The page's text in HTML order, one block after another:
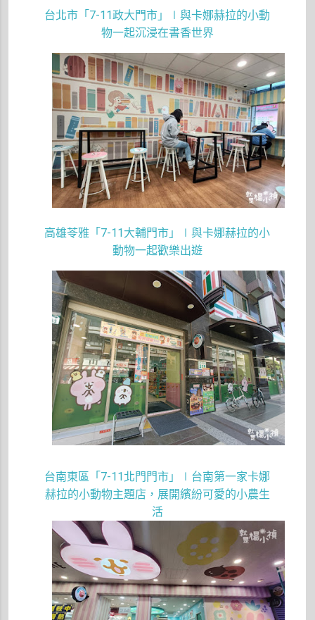
台北市「 7-11政大門市」∣與卡娜赫拉的小動
物一起沉浸在書香世界
高雄苓雅「 7-11大輔門市」∣與卡娜赫拉的小
動物一起歡樂出遊
台南東區「 7-11北門門市」∣台南第一家卡娜
赫拉的小動物主題店，展開繽紛可愛的小農生
活